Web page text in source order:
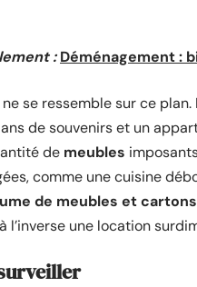
: Déménagement :
ne se ressemble sur ce
de souvenirs et un
de meubles
comme une cuisine
de meubles et cartons
l’inverse une location